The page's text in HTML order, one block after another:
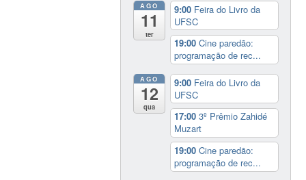
AGO
11
ter
9:00 Feira do Livro da
UFSC
19:00Cine paredão:
programação de rec...
AGO
12
qua
9:00 Feira do Livro da
UFSC
17:003º Prêmio Zahidé
Muzart
19:00Cine paredão:
programação de rec...